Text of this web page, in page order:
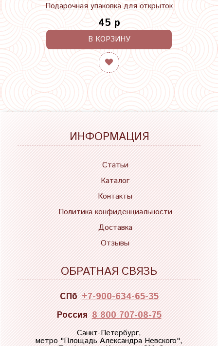
Подарочная упаковка для открыток
45 р
В КОРЗИНУ
ИНФОРМАЦИЯ
Статьи
Каталог
Контакты
Политика конфиденциальности
Доставка
Отзывы
ОБРАТНАЯ СВЯЗЬ
СПб +7-900-634-65-35
Россия 8 800 707-08-75
Санкт-Петербург,
метро "Площадь Александра Невского",